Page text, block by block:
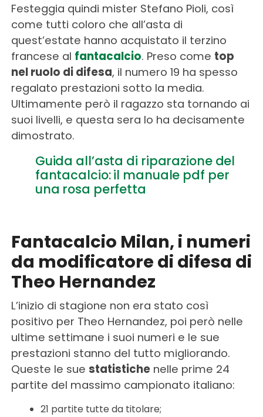
Festeggia quindi mister Stefano Pioli, così
come tutti coloro che all’asta di
quest’estate hanno acquistato il terzino
francese al fantacalcio. Preso come top
nel ruolo di difesa, il numero 19 ha spesso
regalato prestazioni sotto la media.
Ultimamente però il ragazzo sta tornando ai
suoi livelli, e questa sera lo ha decisamente
dimostrato.
Guida all’asta di riparazione del
fantacalcio: il manuale pdf per
una rosa perfetta
Fantacalcio Milan, i numeri
da modificatore di difesa di
Theo Hernandez
L’inizio di stagione non era stato così
positivo per Theo Hernandez, poi però nelle
ultime settimane i suoi numeri e le sue
prestazioni stanno del tutto migliorando.
Queste le sue statistichenelle prime 24
partite del massimo campionato italiano:
21 partite tutte da titolare;